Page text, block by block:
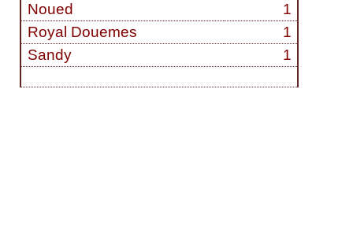
Noued
1
Royal Douemes
1
Sandy
1